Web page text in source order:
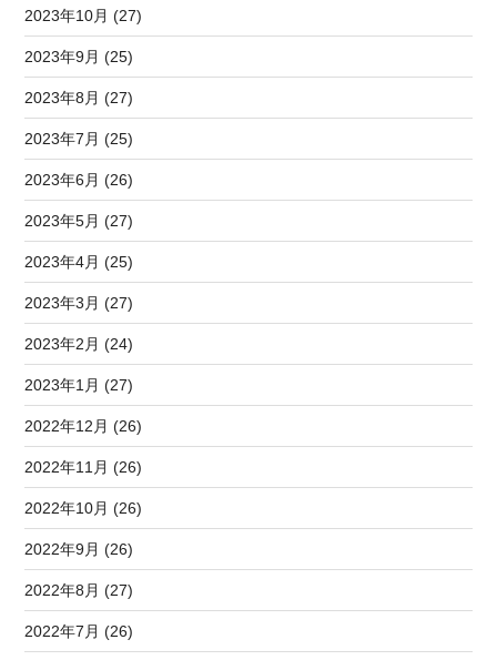
2023年10月 (27)
2023年9月 (25)
2023年8月 (27)
2023年7月 (25)
2023年6月 (26)
2023年5月 (27)
2023年4月 (25)
2023年3月 (27)
2023年2月 (24)
2023年1月 (27)
2022年12月 (26)
2022年11月 (26)
2022年10月 (26)
2022年9月 (26)
2022年8月 (27)
2022年7月 (26)